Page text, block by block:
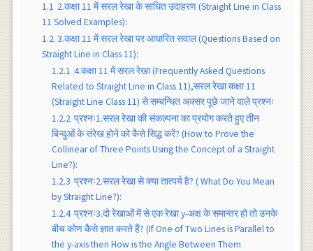
1.1 2.कक्षा 11 में सरल रेखा के साधित उदाहरण (Straight Line in Class
11 Solved Examples):
1.2 3.कक्षा 11 में सरल रेखा पर आधारित सवाल (Questions Based on
Straight Line in Class 11):
1.2.1 4.कक्षा 11 में सरल रेखा (Frequently Asked Questions
Related to Straight Line in Class 11),सरल रेखा कक्षा 11
(Straight Line Class 11) से सम्बन्धित अक्सर पूछे जाने वाले प्रश्नः
1.2.2 प्रश्नः1.सरल रेखा की संकल्पना का प्रयोग करते हुए तीन
बिन्दुओं के संरेख होने को कैसे सिद्ध करें? (How to Prove the
Collinear of Three Points Using the Concept of a Straight
Line?):
1.2.3 प्रश्नः2.सरल रेखा से क्या तात्पर्य है? ( What Do You Mean
by Straight Line?):
1.2.4 प्रश्नः3.दो रेखाओं में से एक रेखा y-अक्ष के समान्तर हो तो उनके
बीच कोण कैसे ज्ञात करते हैं? (If One of Two Lines is Parallel to
the y-axis then How is the Angle Between Them